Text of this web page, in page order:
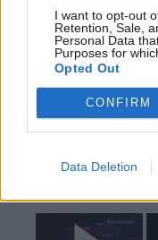
I want to opt-out
Retention, Sale,
Personal Data
Purposes for
Opted Out
CONFIRM
Data Deletion
Trouver des
Trouver un
meilleur prix sur
Paroles + Traduction